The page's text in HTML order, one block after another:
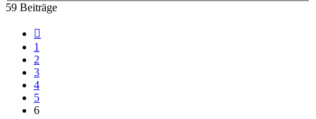
59 Beiträge
1
2
3
4
5
6